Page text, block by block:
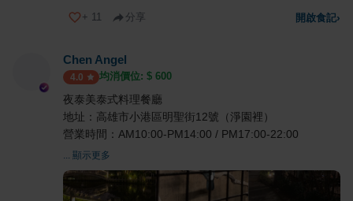
+ 11 分享 開啟食記›
Chen Angel
4.0 均消價位: $ 600
夜泰美泰式料理餐廳
地址：高雄市小港區明聖街12號（淨園裡）
營業時間：AM10:00-PM14:00 / PM17:00-22:00
... 顯示更多